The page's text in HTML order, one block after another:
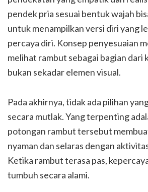
pendek pria sesuai bentuk wajah
untuk menampilkan versi diri yang
percaya diri. Konsep penyesuaian
melihat rambut sebagai bagian dari
bukan sekadar elemen visual.
Pada akhirnya, tidak ada pilihan
secara mutlak. Yang terpenting
potongan rambut tersebut
nyaman dan selaras dengan
Ketika rambut terasa pas,
tumbuh secara alami.